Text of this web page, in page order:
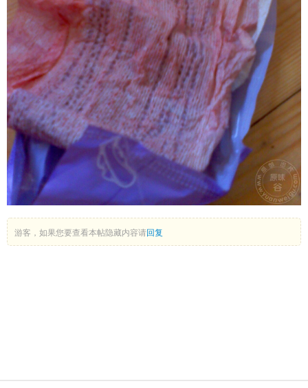
游客，如果您要查看本帖隐藏内容请回复